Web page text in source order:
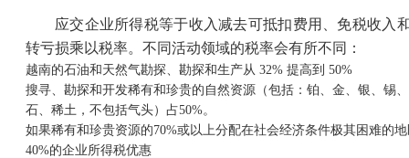
应交企业所得税等于收入减去可抵扣费用、免税收入
转亏损乘以税率。不同活动领域的税率会有所不同：
越南的石油和天然气勘探、勘探和生产从 32% 提高到 50%
搜寻、勘探和开发稀有和珍贵的自然资源（包括：铂、金、银、锡
石、稀土，不包括气头）占50%。
如果稀有和珍贵资源的70%或以上分配在社会经济条件极其困难的
40%的企业所得税优惠